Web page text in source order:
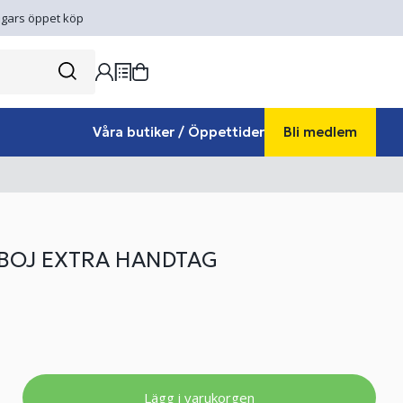
öppet köp
Våra butiker / Öppettider Bli medlem
EXTRA HANDTAG
Lägg i varukorgen